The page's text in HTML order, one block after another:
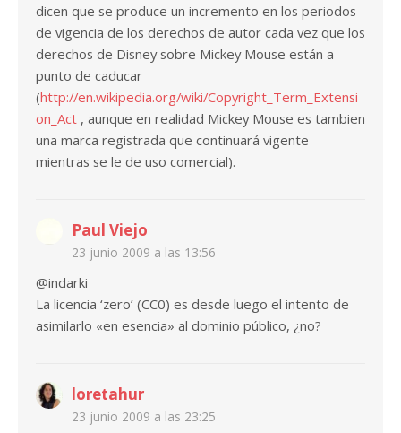
dicen que se produce un incremento en los periodos
de vigencia de los derechos de autor cada vez que los
derechos de Disney sobre Mickey Mouse están a
punto de caducar
(http://en.wikipedia.org/wiki/Copyright_Term_Extensi
on_Act , aunque en realidad Mickey Mouse es tambien
una marca registrada que continuará vigente
mientras se le de uso comercial).
Paul Viejo
23 junio 2009 a las 13:56
@indarki
La licencia ‘zero’ (CC0) es desde luego el intento de
asimilarlo «en esencia» al dominio público, ¿no?
loretahur
23 junio 2009 a las 23:25